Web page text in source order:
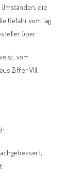
die
Gefahr vom Tag
über.
vom
Ziffer VIII.